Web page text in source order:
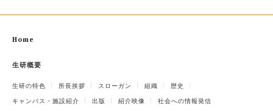
Home
生研概要
生研の特色 所長挨拶 スローガン 組織 歴史
キャンパス・施設紹介 出版 紹介映像 社会への情報発信